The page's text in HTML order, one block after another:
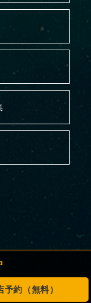
りますので、あ
て、本人が容易
は行っておりま
て
必要かつ適切な
得した個人情報
決の申し出先】
人情報保護苦情
予約（無料）